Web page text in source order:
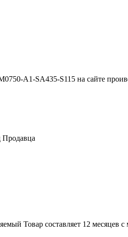
A1-SA435-S115 на сайте
Продавца
Товар составляет 12 месяцев